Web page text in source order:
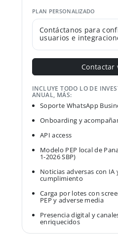
PLAN PERSONALIZADO
Contáctanos para
usuarios e
Contactar
INCLUYE TODO LO DE
ANUAL, MÁS:
Soporte WhatsApp
Onboarding y
API access
Modelo PEP local de
1-2026 SBP)
Noticias adversas con IA
cumplimiento
Carga por lotes con
PEP y adverse media
Presencia digital y
enriquecidos